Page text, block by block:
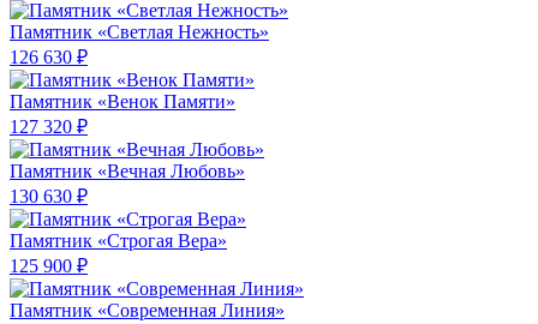
Памятник «Светлая Нежность»
126 630 ₽
Памятник «Венок Памяти»
127 320 ₽
Памятник «Вечная Любовь»
130 630 ₽
Памятник «Строгая Вера»
125 900 ₽
Памятник «Современная Линия»